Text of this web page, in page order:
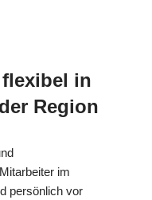
flexibel in
Region
im
persönlich vor